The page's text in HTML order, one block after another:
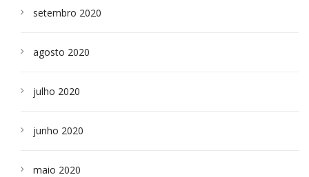
setembro 2020
agosto 2020
julho 2020
junho 2020
maio 2020